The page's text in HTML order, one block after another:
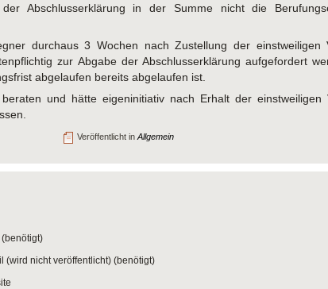
Abschlusserklärung in der Summe nicht die
durchaus 3 Wochen nach Zustellung der einstweiligen
zur Abgabe der Abschlusserklärung aufgefordert
abgelaufen bereits abgelaufen ist.
und hätte eigeninitiativ nach Erhalt der einstweiligen
Veröffentlicht inAllgemein
(benötigt)
(wird nicht veröffentlicht) (benötigt)